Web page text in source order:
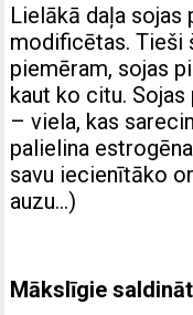
Lielākā daļa sojas
modificētas. Tieši
piemēram, sojas
kaut ko citu.
– viela, kas
palielina
savu iecienītāko
auzu…)
Mākslīgie